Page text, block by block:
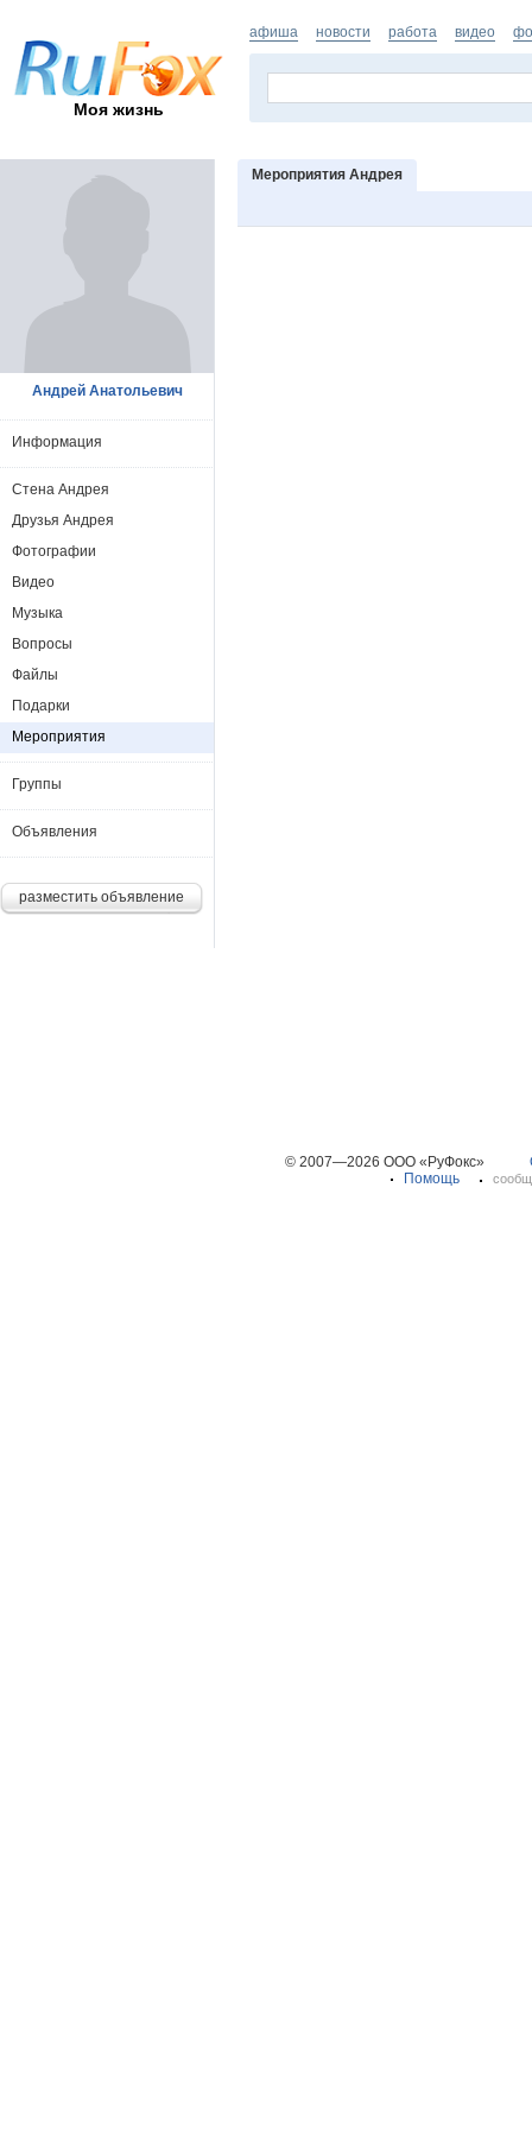
Моя жизнь
афиша новости работа видео
Мероприятия Андрея
Андрей Анатольевич
Информация
Стена Андрея
Друзья Андрея
Фотографии
Видео
Музыка
Вопросы
Файлы
Подарки
Мероприятия
Группы
Объявления
разместить объявление
© 2007—2026 ООО «РуФокс»
Помощь